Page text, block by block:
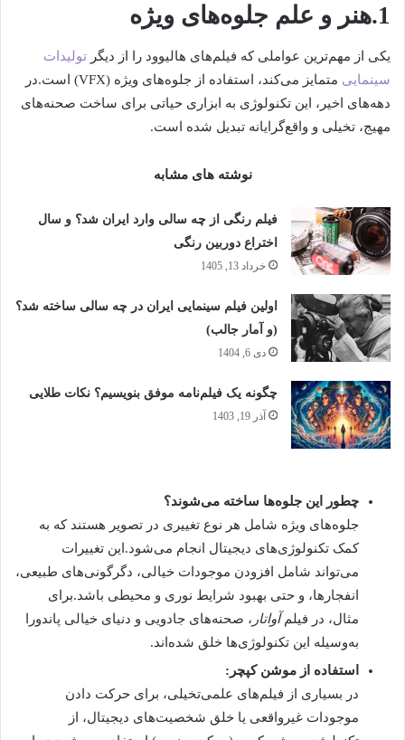
1.هنر و علم جلوه‌های ویژه
یکی از مهم‌ترین عواملی که فیلم‌های هالیوود را از دیگر تولیدات
سینمایی
متمایز می‌کند، استفاده از جلوه‌های ویژه (VFX) است.در
دهه‌های اخیر، این تکنولوژی به ابزاری حیاتی برای ساخت صحنه‌های
مهیج، تخیلی و واقع‌گرایانه تبدیل شده است.
نوشته های مشابه
فیلم رنگی از چه سالی وارد ایران شد؟ و سال
اختراع دوربین رنگی
خرداد 13, 1405
اولین فیلم سینمایی ایران در چه سالی ساخته شد؟
(و آمار جالب)
دی 6, 1404
چگونه یک فیلم‌نامه موفق بنویسیم؟ نکات طلایی
آذر 19, 1403
چطور این جلوه‌ها ساخته می‌شوند؟
جلوه‌های ویژه شامل هر نوع تغییری در تصویر هستند که به
کمک تکنولوژی‌های دیجیتال انجام می‌شود.این تغییرات
می‌تواند شامل افزودن موجودات خیالی، دگرگونی‌های طبیعی،
انفجارها، و حتی بهبود شرایط نوری و محیطی باشد.برای
مثال، در فیلمآواتار ، صحنه‌های جادویی و دنیای خیالی پاندورا
به‌وسیله این تکنولوژی‌ها خلق شده‌اند.
استفاده از موشن کپچر:
در بسیاری از فیلم‌های علمی‌تخیلی، برای حرکت دادن
موجودات غیرواقعی یا خلق شخصیت‌های دیجیتال، از